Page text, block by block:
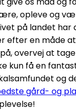
opleve og
på landet har
efter en måde
overvej at
kun få en
og
gård- og